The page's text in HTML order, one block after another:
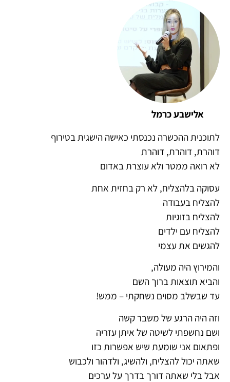
אלישבע כרמל
לתוכנית ההכשרה נכנסתי כאישה הישגית בטירוף
דוהרת, דוהרת, דוהרת
לא רואה ממטר ולא עוצרת באדום
עסוקה בלהצליח, לא רק בחזית אחת
להצליח בעבודה
להצליח בזוגיות
להצליח עם ילדים
להגשים את עצמי
והמירוץ היה מעולה,
והביא תוצאות ברוך השם
עד שבשלב מסוים נשחקתי – ממש!
וזה היה הרגע של משבר קשה
ושם נחשפתי לשיטה של איתן עזריה
ופתאום אני שומעת שיש אפשרות כזו
שאתה יכול להצליח, ולהשיג, ולדהור ולכבוש
אבל בלי שאתה דורך בדרך על ערכים